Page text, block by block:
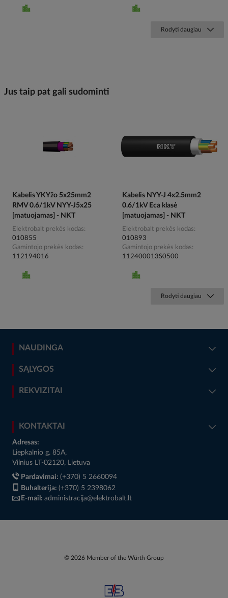
Rodyti daugiau
Jus taip pat gali sudominti
Kabelis YKYžo 5x25mm2
RMV 0.6/1kV NYY-J5x25
[matuojamas] - NKT
Elektrobalt prekės kodas
010855
Gamintojo prekės kodas
112194016
Kabelis NYY-J 4x2.5mm2
0.6/1kV Eca klasė
[matuojamas] - NKT
Elektrobalt prekės kodas
010893
Gamintojo prekės kodas
112400013S0500
Rodyti daugiau
NAUDINGA
SĄLYGOS
REKVIZITAI
KONTAKTAI
Adresas:
Liepkalnio g. 85A,
Vilnius LT-02120, Lietuva
Pardavimai: (+370) 5 2660094
Buhalterija: (+370) 5 2398062
E-mail: administracija@elektrobalt.lt
© 2026 Member of the Würth Group